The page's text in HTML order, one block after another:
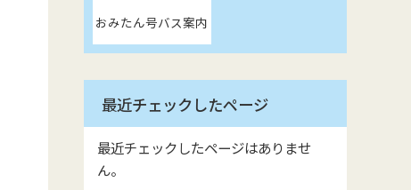
おみたん号バス案内
最近チェックしたページ
最近チェックしたページはありませ
ん。